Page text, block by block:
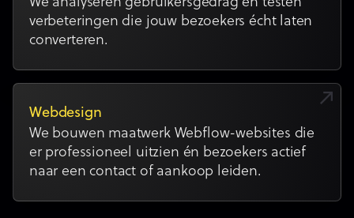
verbeteringen die jouw bezoekers écht laten
converteren.
Webdesign
We bouwen maatwerk Webflow-websites die
er professioneel uitzien én bezoekers actief
naar een contact of aankoop leiden.